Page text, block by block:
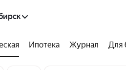
Ипотека Журнал Для